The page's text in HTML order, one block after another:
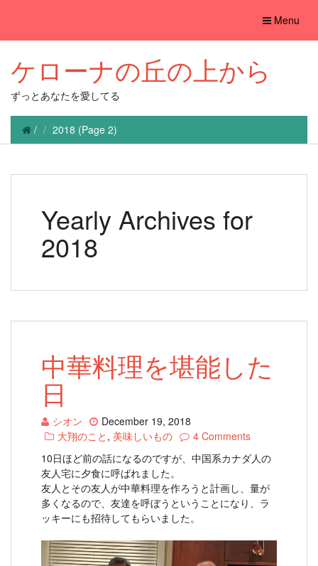
Toggle
Menu
ケローナの丘の上から
ずっとあなたを愛してる
/ 2018 (Page 2)
Yearly Archives for
2018
中華料理を堪能した
日
シオン
December 19, 2018
大翔のこと , 美味しいもの
4 Comments
10日ほど前の話になるのですが、中国系カナダ人の
友人宅に夕食に呼ばれました。
友人とその友人が中華料理を作ろうと計画し、量が
多くなるので、友達を呼ぼうということになり、ラ
ッキーにも招待してもらいました。